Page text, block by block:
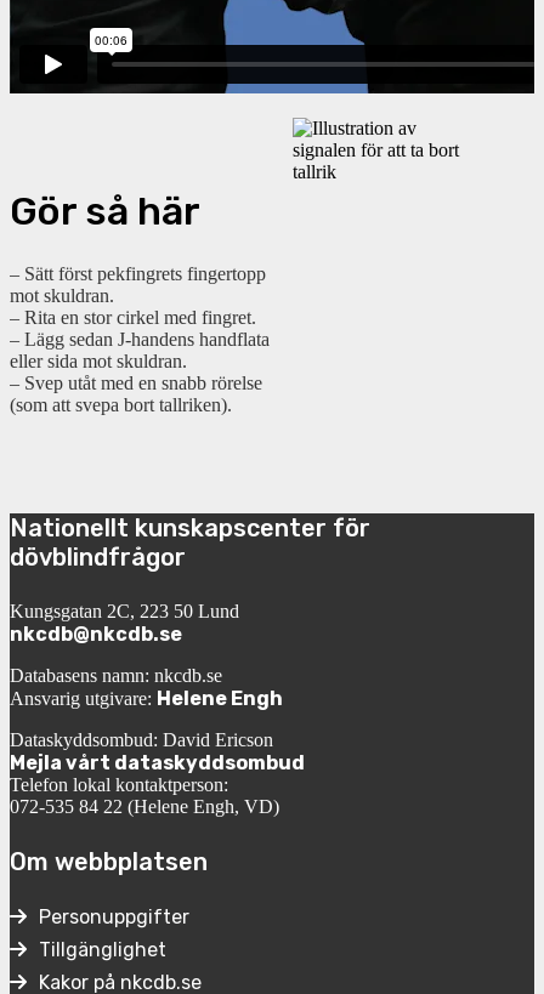
Gör så här
– Sätt först pekfingrets fingertopp
mot skuldran.
– Rita en stor cirkel med fingret.
– Lägg sedan J-handens handflata
eller sida mot skuldran.
– Svep utåt med en snabb rörelse
(som att svepa bort tallriken).
Nationellt kunskapscenter för
dövblindfrågor
Kungsgatan 2C, 223 50 Lund
nkcdb@nkcdb.se
Databasens namn: nkcdb.se
Ansvarig utgivare: Helene Engh
Dataskyddsombud: David Ericson
Mejla vårt dataskyddsombud
Telefon lokal kontaktperson:
072-535 84 22 (Helene Engh, VD)
Om webbplatsen
Personuppgifter
Tillgänglighet
Kakor på nkcdb.se